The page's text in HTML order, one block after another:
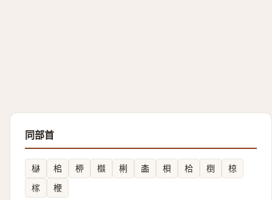
同部首
㯎 桘 桺 㰊 梸 㮺 梖 㭘 椡
椋
榢
楩